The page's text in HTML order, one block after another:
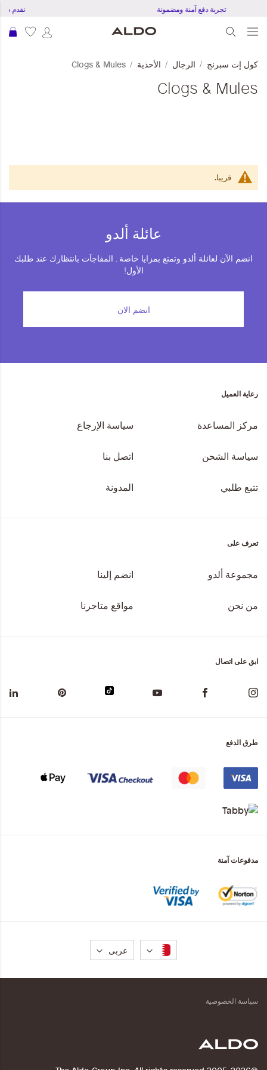
نقدم شحن تجربة دفع آمنة ومضمونة
المجموعات
إحياء الطراز الكلاسيكي
كول إت سبرنج الرجال الأحذية Clogs & Mules
Clogs & Mules
قريبا.
عائلة ألدو
انضم الآن لعائلة ألدو وتمتع بمزايا خاصة . المفاجآت بانتظارك عند طلبك
الأول!
انضم الان
رعاية العميل
مركز المساعدة سياسة الإرجاع
سياسة الشحن اتصل بنا
تتبع طلبي المدونة
تعرف على
مجموعة ألدو انضم إلينا
من نحن مواقع متاجرنا
ابق على اتصال
طرق الدفع
مدفوعات آمنة
لغة
عربى
سياسة الخصوصية